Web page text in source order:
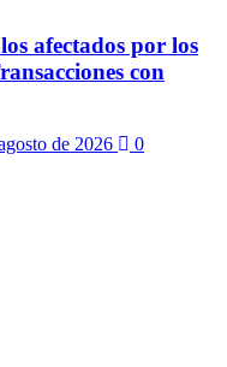
afectados por los
con
de 2026 0